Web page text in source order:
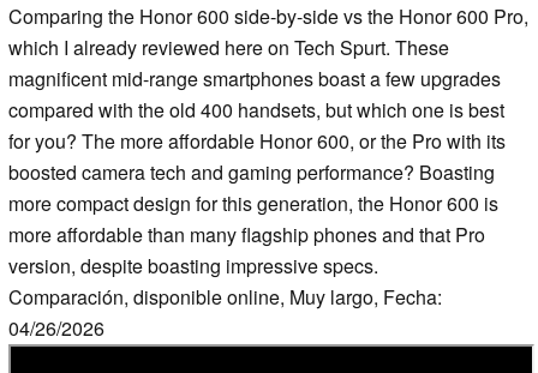
Comparing the Honor 600 side-by-side vs the Honor 600 Pro,
which I already reviewed here on Tech Spurt. These
magnificent mid-range smartphones boast a few upgrades
compared with the old 400 handsets, but which one is best
for you? The more affordable Honor 600, or the Pro with its
boosted camera tech and gaming performance? Boasting
more compact design for this generation, the Honor 600 is
more affordable than many flagship phones and that Pro
version, despite boasting impressive specs.
Comparación, disponible online, Muy largo, Fecha:
04/26/2026